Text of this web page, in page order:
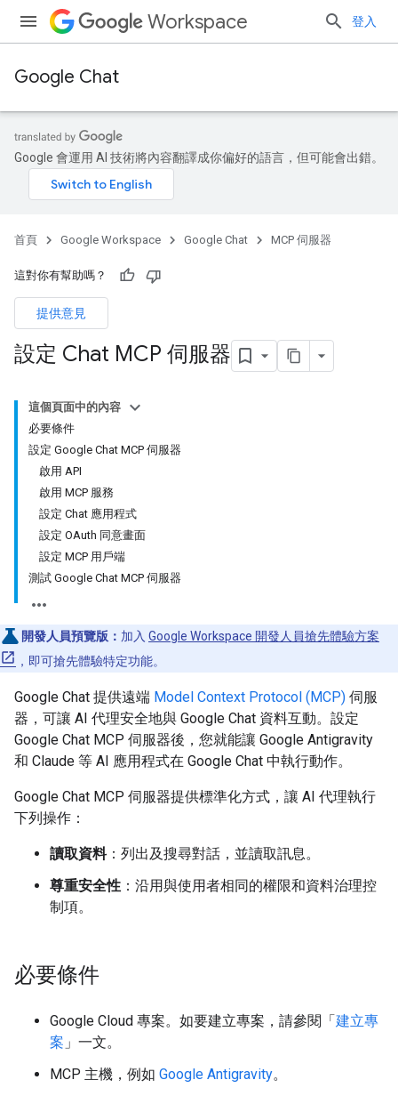
Workspace 登入
Google Chat
Google 會運用 AI 技術將內容翻譯成你偏好的語言，但可能會出錯。
首頁 Google Workspace Google Chat MCP 伺服器
這對你有幫助嗎？
提供意見
設定 Chat MCP 伺服器
這個頁面中的內容
必要條件
設定 Google Chat MCP 伺服器
啟用 API
啟用 MCP 服務
設定 Chat 應用程式
設定 OAuth 同意畫面
設定 MCP 用戶端
測試 Google Chat MCP 伺服器
開發人員預覽版： 加入 Google Workspace 開發人員搶先體驗方案
，即可搶先體驗特定功能。
Google Chat 提供遠端 Model Context Protocol (MCP) 伺服
器，可讓 AI 代理安全地與 Google Chat 資料互動。設定
Google Chat MCP 伺服器後，您就能讓 Google Antigravity
和 Claude 等 AI 應用程式在 Google Chat 中執行動作。
Google Chat MCP 伺服器提供標準化方式，讓 AI 代理執行
下列操作：
讀取資料：列出及搜尋對話，並讀取訊息。
尊重安全性 ：沿用與使用者相同的權限和資料治理控
制項。
必要條件
Google Cloud 專案。如要建立專案，請參閱「建立專
案 」一文。
MCP 主機，例如 Google Antigravity。